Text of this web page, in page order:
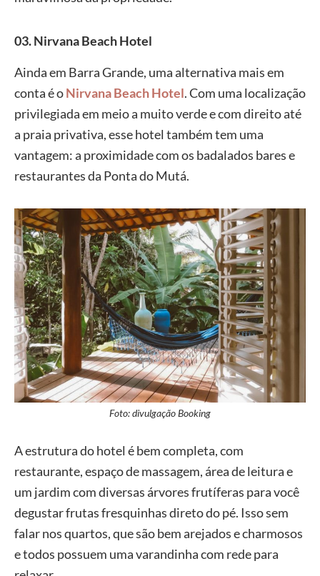
03. Nirvana Beach Hotel
Ainda em Barra Grande, uma alternativa mais em
conta é oNirvana Beach Hotel. Com uma localização
privilegiada em meio a muito verde e com direito até
a praia privativa, esse hotel também tem uma
vantagem: a proximidade com os badalados bares e
restaurantes da Ponta do Mutá.
Foto: divulgação Booking
A estrutura do hotel é bem completa, com
restaurante, espaço de massagem, área de leitura e
um jardim com diversas árvores frutíferas para você
degustar frutas fresquinhas direto do pé. Isso sem
falar nos quartos, que são bem arejados e charmosos
e todos possuem uma varandinha com rede para